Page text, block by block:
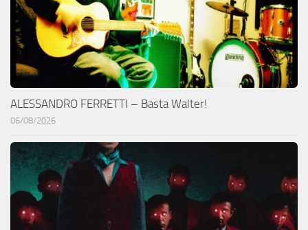
ALESSANDRO FERRETTI – Basta Walter!
06/08/2026